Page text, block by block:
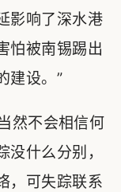
影响了深水港
怕被南锡踢出
建设。”
然不会相信何
什么分别，
，可失踪联系